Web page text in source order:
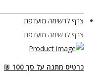
צרף לרשימה מועדפת
צרף לרשימה מועדפת
כרטיס מתנה על סך 100 ₪